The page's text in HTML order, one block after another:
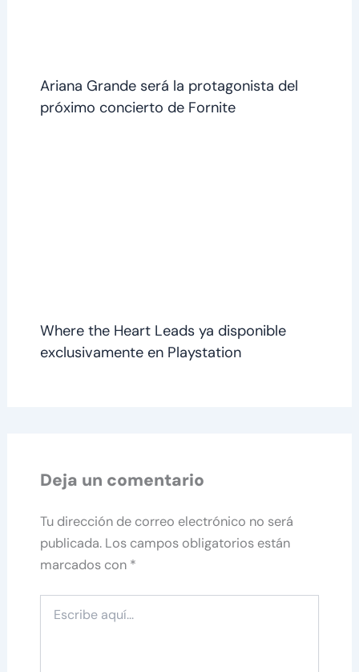
Ariana Grande será la protagonista del
próximo concierto de Fornite
Where the Heart Leads ya disponible
exclusivamente en Playstation
Deja un comentario
Tu dirección de correo electrónico no será
publicada. Los campos obligatorios están
marcados con *
aquí...